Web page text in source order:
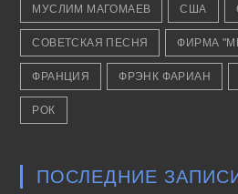
МУСЛИМ МАГОМАЕВ США
СОВЕТСКАЯ ПЕСНЯ ФИРМА
ФРАНЦИЯ ФРЭНК ФАРИАН
РОК
ПОСЛЕДНИЕ